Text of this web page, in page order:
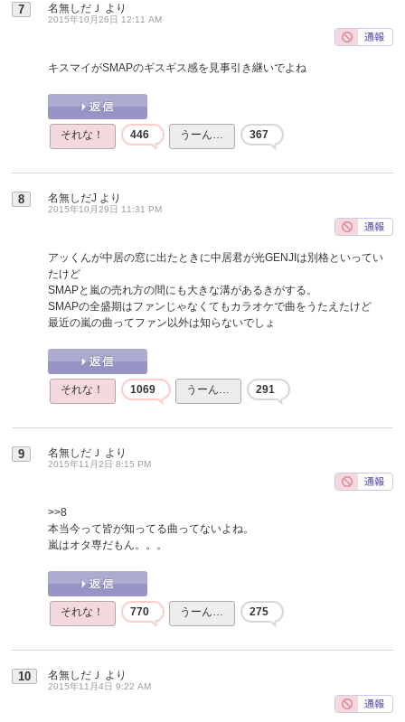
7 名無しだＪ より
2015年10月26日 12:11 AM
キスマイがSMAPのギスギス感を見事引き継いでよね
それな！ 446 うーん… 367
8 名無しだJ より
2015年10月29日 11:31 PM
アッくんが中居の窓に出たときに中居君が光GENJIは別格といってい
たけど
SMAPと嵐の売れ方の間にも大きな溝があるきがする。
SMAPの全盛期はファンじゃなくてもカラオケで曲をうたえたけど
最近の嵐の曲ってファン以外は知らないでしょ
それな！ 1069 うーん… 291
9 名無しだＪ より
2015年11月2日 8:15 PM
>>8
本当今って皆が知ってる曲ってないよね。
嵐はオタ専だもん。。。
それな！ 770 うーん… 275
10 名無しだＪ より
2015年11月4日 9:22 AM